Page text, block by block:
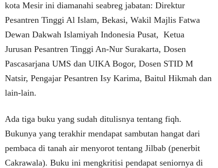
kota Mesir ini diamanahi seabreg jabatan: Direktur
Pesantren Tinggi Al Islam, Bekasi, Wakil Majlis Fatwa
Dewan Dakwah Islamiyah Indonesia Pusat, Ketua
Jurusan Pesantren Tinggi An-Nur Surakarta, Dosen
Pascasarjana UMS dan UIKA Bogor, Dosen STID M
Natsir, Pengajar Pesantren Isy Karima, Baitul Hikmah dan
lain-lain.
Ada tiga buku yang sudah ditulisnya tentang fiqh.
Bukunya yang terakhir mendapat sambutan hangat dari
pembaca di tanah air menyorot tentang Jilbab (penerbit
Cakrawala). Buku ini mengkritisi pendapat seniornya di